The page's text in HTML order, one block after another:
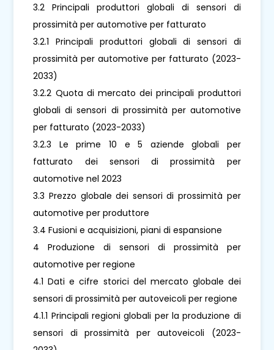
3.2 Principali produttori globali di sensori di
prossimità per automotive per fatturato
3.2.1 Principali produttori globali di sensori di
prossimità per automotive per fatturato (2023-
2033)
3.2.2 Quota di mercato dei principali produttori
globali di sensori di prossimità per automotive
per fatturato (2023-2033)
3.2.3 Le prime 10 e 5 aziende globali per
fatturato dei sensori di prossimità per
automotive nel 2023
3.3 Prezzo globale dei sensori di prossimità per
automotive per produttore
3.4 Fusioni e acquisizioni, piani di espansione
4 Produzione di sensori di prossimità per
automotive per regione
4.1 Dati e cifre storici del mercato globale dei
sensori di prossimità per autoveicoli per regione
4.1.1 Principali regioni globali per la produzione di
sensori di prossimità per autoveicoli (2023-